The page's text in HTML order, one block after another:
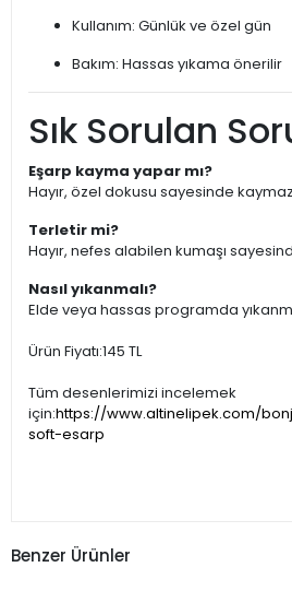
Kullanım: Günlük ve özel gün
Bakım: Hassas yıkama önerilir
Sık Sorulan
Eşarp kayma yapar mı?
Hayır, özel dokusu sayesinde
Terletir mi?
Hayır, nefes alabilen kumaşı
Nasıl yıkanmalı?
Elde veya hassas programda
Ürün Fiyatı:145 TL
Tüm desenlerimizi incelemek
için:https://www.altinelipek.com/
soft-esarp
Benzer Ürünler